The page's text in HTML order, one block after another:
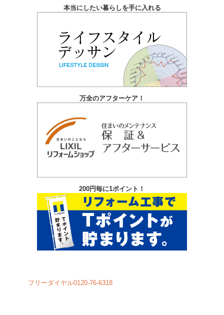
本当にしたい暮らしを手に入れる
万全のアフターケア！
200円毎に1ポイント！
フリーダイヤル0120-76-6318